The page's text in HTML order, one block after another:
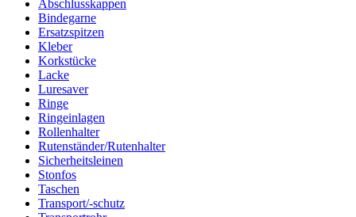
Abschlusskappen
Bindegarne
Ersatzspitzen
Kleber
Korkstücke
Lacke
Luresaver
Ringe
Ringeinlagen
Rollenhalter
Rutenständer/Rutenhalter
Sicherheitsleinen
Stonfos
Taschen
Transport/-schutz